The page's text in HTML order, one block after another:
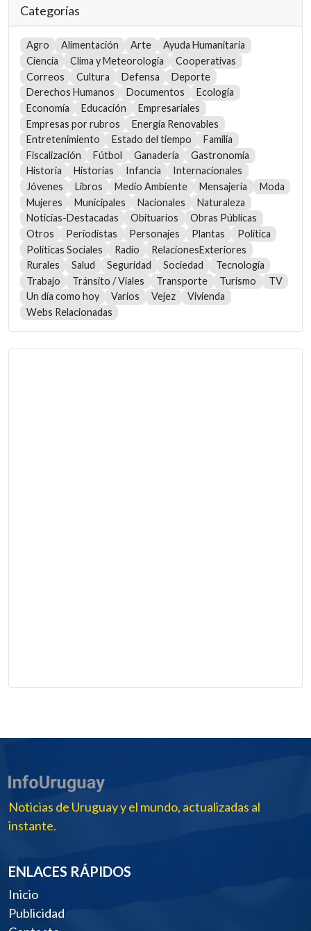
Categorías
Agro Alimentación Arte
Ayuda Humanitaria
Ciencia
Clima y Meteorología
Cooperativas
Correos
Cultura Defensa
Deporte
Derechos Humanos
Documentos
Ecología
Economía
Educación
Empresariales
Empresas por rubros
Energía Renovables
Entretenimiento
Estado del tiempo
Familia
Fiscalización
Fútbol Ganadería
Gastronomía
Historia
Historias Infancia
Internacionales
Jóvenes
Libros Medio Ambiente Mensajería
Moda
Mujeres
Municipales Nacionales
Naturaleza
Noticias-Destacadas
Obituarios
Obras Públicas
Otros
Periodistas Personajes Plantas
Política
Políticas Sociales
Radio
RelacionesExteriores
Rurales
Salud Seguridad Sociedad
Tecnología
Trabajo
Tránsito / Viales Transporte Turismo
TV
Un día como hoy
Varios Vejez
Vivienda
Webs Relacionadas
Noticias de Uruguay y el mundo, actualizadas al
instante.
ENLACES RÁPIDOS
Inicio
Publicidad